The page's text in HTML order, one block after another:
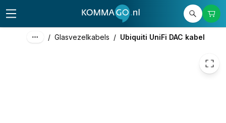
/ Glasvezelkabels / Ubiquiti UniFi DAC kabel